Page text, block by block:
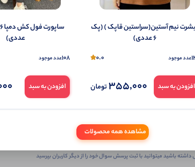
ثبـــــت‌پرسش
به‌عنوان ‌خریدار‌این‌ محصول
شما هم درباره این کالا پرسش ثبت کنید
باشید میتوانید با ثبت پرسش سوال خود را از دیگر کاربران بپرسید
نیم آستین(سراستین قاپک ) (پک
6 عددی)
عدد موجود 0.0
افزودن به سبد 355,000تومان
عددی)
108عدد موجود
افزودن به سبد
مشاهده همه محصولات